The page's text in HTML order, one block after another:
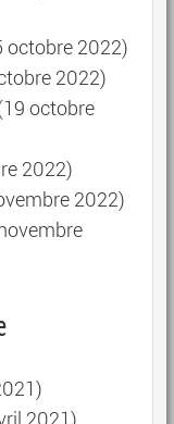
octobre 2022)
2022)
octobre
2022)
2022)